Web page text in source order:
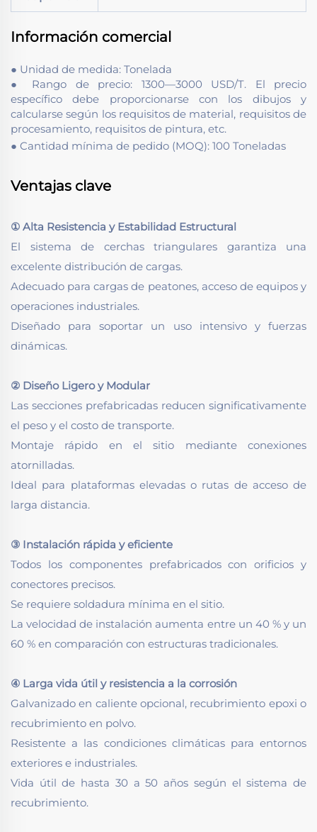
Información comercial
● Unidad de medida: Tonelada
● Rango de precio: 1300—3000 USD/T. El precio
específico debe proporcionarse con los dibujos y
calcularse según los requisitos de material, requisitos de
procesamiento, requisitos de pintura, etc.
● Cantidad mínima de pedido (MOQ): 100 Toneladas
Ventajas clave
① Alta Resistencia y Estabilidad Estructural
El sistema de cerchas triangulares garantiza una
excelente distribución de cargas.
Adecuado para cargas de peatones, acceso de equipos y
operaciones industriales.
Diseñado para soportar un uso intensivo y fuerzas
dinámicas.
② Diseño Ligero y Modular
Las secciones prefabricadas reducen significativamente
el peso y el costo de transporte.
Montaje rápido en el sitio mediante conexiones
atornilladas.
Ideal para plataformas elevadas o rutas de acceso de
larga distancia.
③ Instalación rápida y eficiente
Todos los componentes prefabricados con orificios y
conectores precisos.
Se requiere soldadura mínima en el sitio.
La velocidad de instalación aumenta entre un 40 % y un
60 % en comparación con estructuras tradicionales.
④ Larga vida útil y resistencia a la corrosión
Galvanizado en caliente opcional, recubrimiento epoxi o
recubrimiento en polvo.
Resistente a las condiciones climáticas para entornos
exteriores e industriales.
Vida útil de hasta 30 a 50 años según el sistema de
recubrimiento.